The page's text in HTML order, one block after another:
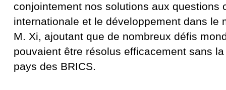
conjointement nos solutions aux questions
internationale et le développement dans le
M. Xi, ajoutant que de nombreux défis
pouvaient être résolus efficacement sans
pays des BRICS.